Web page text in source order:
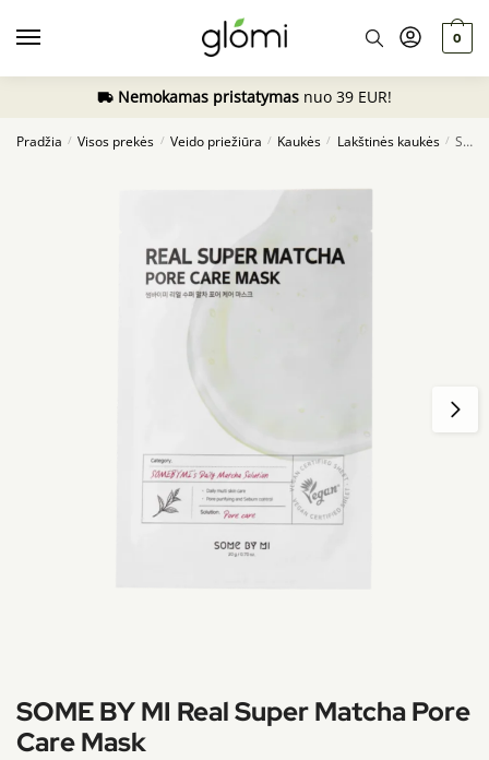
0
Nemokamas pristatymas nuo 39 EUR!
Pradžia / Visos prekės / Veido priežiūra / Kaukės / Lakštinės kaukės / SOME BY MI Real Super Matcha Pore Care Mask
SOME BY MI Real Super Matcha Pore
Care Mask